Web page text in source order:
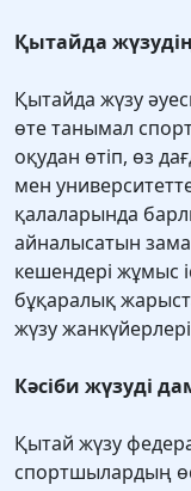
Қытайда
Қытайда жүзу
өте танымал
оқудан өтіп, өз
мен
қалаларында
айналысатын
кешендері жұмыс
бұқаралық
жүзу
Кәсіби жүзуді
Қытай жүзу
спортшылардың